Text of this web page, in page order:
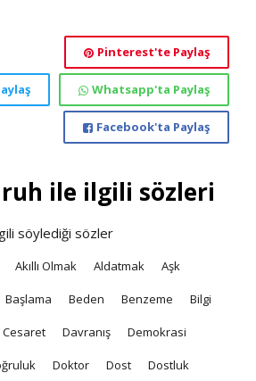
Pinterest'te Paylaş
Whatsapp'ta Paylaş
Facebook'ta Paylaş
ile ilgili sözleri
söylediği sözler
Akıllı Olmak Aldatmak Aşk
Başlama Beden Benzeme Bilgi
Cesaret Davranış Demokrasi
Doktor Dost Dostluk